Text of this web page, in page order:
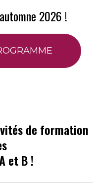
2026 !
de formation
et B !